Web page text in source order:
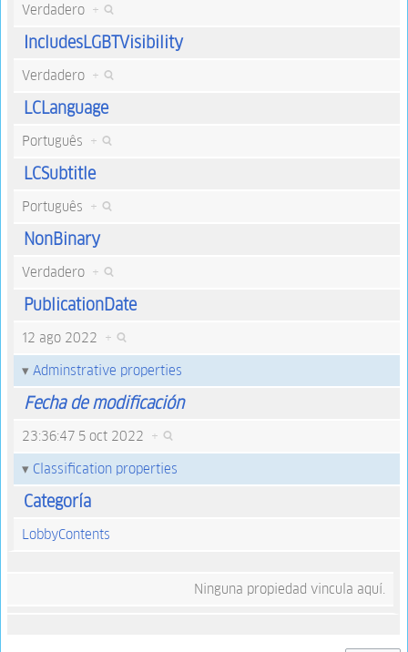
Verdadero +
IncludesLGBTVisibility
Verdadero +
LCLanguage
Português +
LCSubtitle
Português +
NonBinary
Verdadero +
PublicationDate
12 ago 2022 +
Adminstrative properties
Fecha de modificación
23:36:47 5 oct 2022 +
Classification properties
Categoría
LobbyContents
Ninguna propiedad vincula aquí.